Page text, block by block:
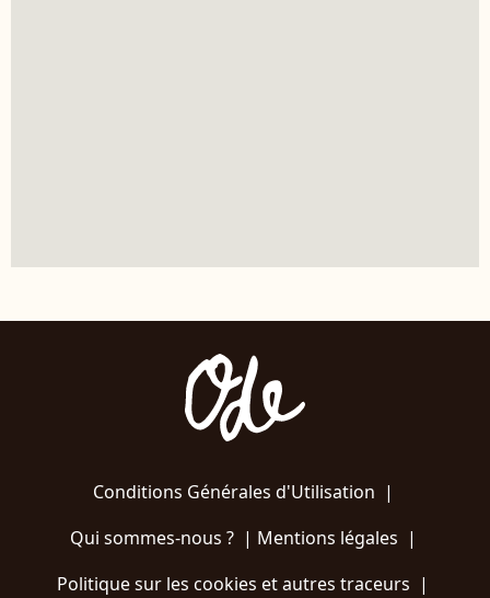
Conditions Générales d'Utilisation |
Qui sommes-nous ?| Mentions légales |
Politique sur les cookies et autres traceurs |